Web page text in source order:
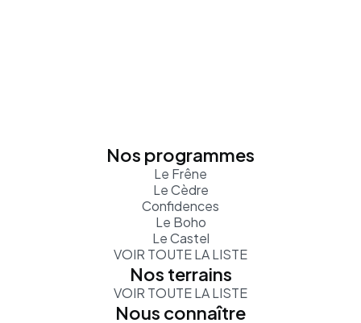
Nos programmes
Le Frêne
Le Cèdre
Confidences
Le Boho
Le Castel
VOIR TOUTE LA LISTE
Nos terrains
VOIR TOUTE LA LISTE
Nous connaître